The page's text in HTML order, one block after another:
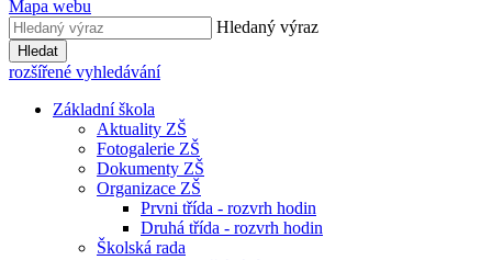
Mapa webu
Hledaný výraz
Hledat
rozšířené vyhledávání
Základní škola
Aktuality ZŠ
Fotogalerie ZŠ
Dokumenty ZŠ
Organizace ZŠ
Prvni třída - rozvrh hodin
Druhá třída - rozvrh hodin
Školská rada